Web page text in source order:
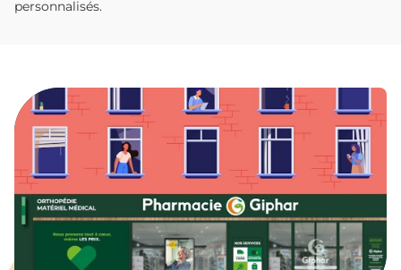
personnalisés.